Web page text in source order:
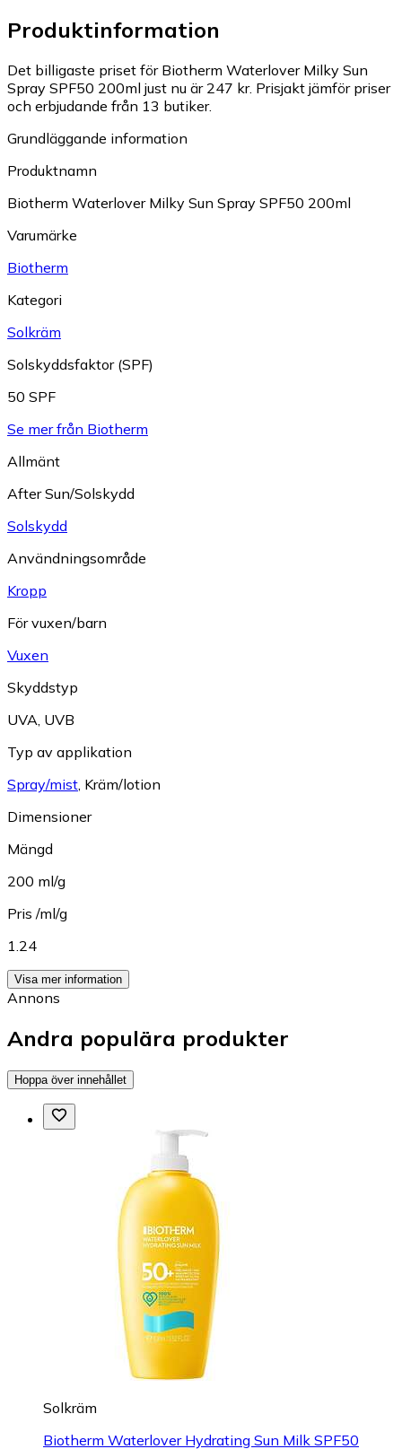
Produktinformation
Det billigaste priset för Biotherm Waterlover Milky Sun
Spray SPF50 200ml just nu är 247 kr. Prisjakt jämför priser
och erbjudande från 13 butiker.
Grundläggande information
Produktnamn
Biotherm Waterlover Milky Sun Spray SPF50 200ml
Varumärke
Biotherm
Kategori
Solkräm
Solskyddsfaktor (SPF)
50 SPF
Se mer från Biotherm
Allmänt
After Sun/Solskydd
Solskydd
Användningsområde
Kropp
För vuxen/barn
Vuxen
Skyddstyp
UVA, UVB
Typ av applikation
Spray/mist, Kräm/lotion
Dimensioner
Mängd
200 ml/g
Pris /ml/g
1.24
Visa mer information
Annons
Andra populära produkter
Hoppa över innehållet
Solkräm
Biotherm Waterlover Hydrating Sun Milk SPF50